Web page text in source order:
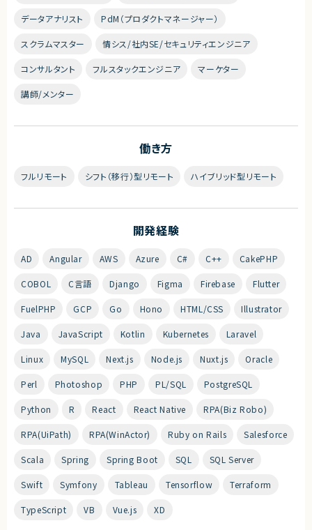
データアナリスト PdM（プロダクトマネージャー）
スクラムマスター 情シス/社内SE/セキュリティエンジニア
コンサルタント フルスタックエンジニア マーケター
講師/メンター
働き方
フルリモート シフト（移行）型リモート ハイブリッド型リモート
開発経験
AD Angular AWS Azure C# C++ CakePHP
COBOL C言語 Django Figma Firebase Flutter
FuelPHP GCP Go Hono HTML/CSS Illustrator
Java JavaScript Kotlin Kubernetes Laravel
Linux MySQL Next.js Node.js Nuxt.js Oracle
Perl Photoshop PHP PL/SQL PostgreSQL
Python R React React Native RPA(Biz Robo)
RPA(UiPath) RPA(WinActor) Ruby on Rails Salesforce
Scala Spring Spring Boot SQL SQL Server
Swift Symfony Tableau Tensorflow Terraform
TypeScript VB Vue.js XD